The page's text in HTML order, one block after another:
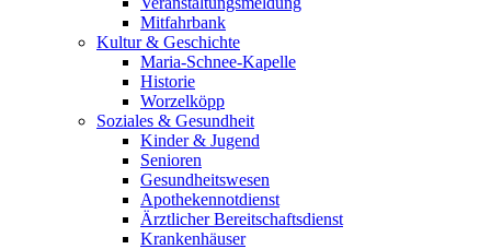
Mitfahrbank
Kultur & Geschichte
Maria-Schnee-Kapelle
Historie
Worzelköpp
Soziales & Gesundheit
Kinder & Jugend
Senioren
Gesundheitswesen
Apothekennotdienst
Ärztlicher Bereitschaftsdienst
Krankenhäuser